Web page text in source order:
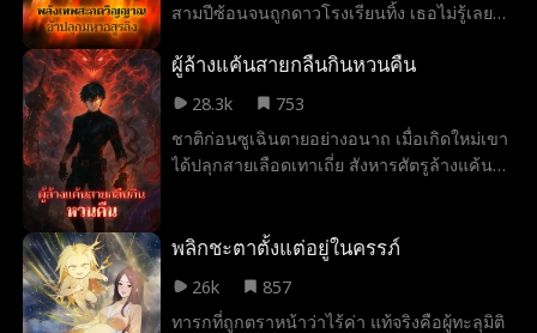
สามปีซ้อนจนถูกดาวโรงเรียนทิ้ง เธอไม่รู้เลยว่า
อัญเชิญได้ทั้งซุนหงอคง นาจา และเทพเอ้อร์
หลาง!
ผู้ล้างแค้นสายกลืนกินหวนคืน
28.3k
753
ชาติก่อนซูเฉินตายอย่างอนาถ เมื่อเกิดใหม่เขา
ได้ปลุกสายเลือดเทาเถี่ย สังหารศัตรูล้างแค้น
มนุษยชาติ
พลิกชะตาตั้งแต่อยู่ในครรภ์
26k
857
ทารกที่ถูกตราหน้าว่าไร้ค่า แท้จริงคือผู้ทะลุมิติ